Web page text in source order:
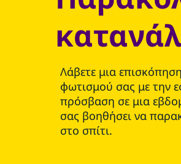
Λάβετε μια
φωτισμού σας με την
πρόσβαση σε μια
σας βοηθήσει να
στο σπίτι.